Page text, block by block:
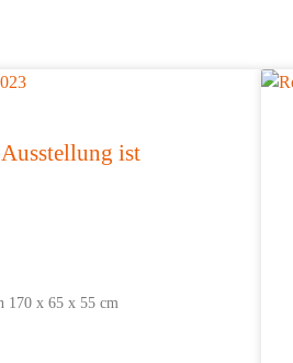
ist
170 x 65 x 55 cm